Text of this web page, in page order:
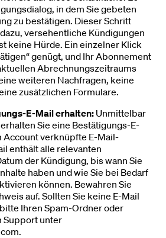
in dem Sie gebeten
zu bestätigen. Dieser Schritt
versehentliche Kündigungen
keine Hürde. Ein einzelner Klick
genügt, und Ihr Abonnement
Abrechnungszeitraums
weiteren Nachfragen, keine
zusätzlichen Formulare.
E-Mail erhalten: Unmittelbar
Sie eine Bestätigungs-E-
Account verknüpfte E-Mail-
enthält alle relevanten
der Kündigung, bis wann Sie
haben und wie Sie bei Bedarf
können. Bewahren Sie
auf. Sollten Sie keine E-Mail
Ihren Spam-Ordner oder
Support unter